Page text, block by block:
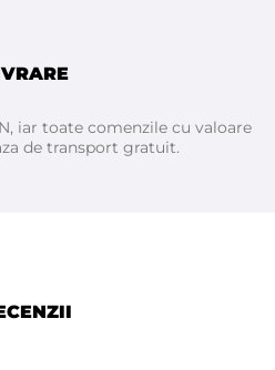
inoxidabil, cu diametrul orificiilor
reglarea temperaturii.
iar toate comenzile cu valoare
de transport gratuit.